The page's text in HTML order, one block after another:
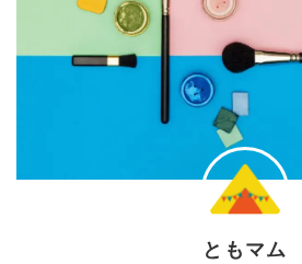
ともマム